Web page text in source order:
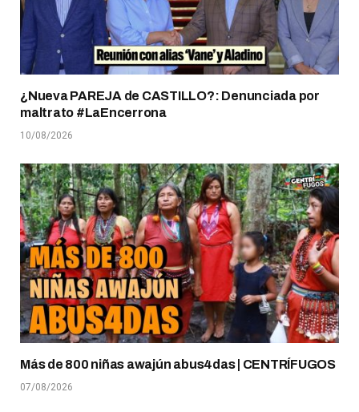
¿Nueva PAREJA de CASTILLO?: Denunciada por
maltrato #LaEncerrona
10/08/2026
Más de 800 niñas awajún abus4das | CENTRÍFUGOS
07/08/2026